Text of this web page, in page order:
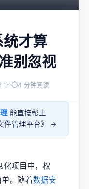
才算
别忽视
字 ⏱4 分钟阅读
能直接帮上
件管理平台》 →
化项目中，权
单。随着数据安